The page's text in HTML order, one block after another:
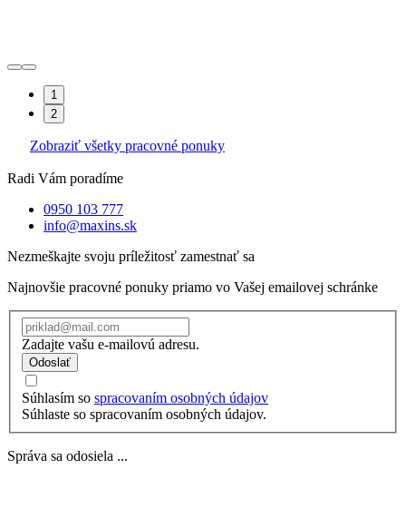
1
2
Zobraziť všetky pracovné ponuky
Radi Vám poradíme
0950 103 777
info@maxins.sk
Nezmeškajte svoju príležitosť zamestnať sa
Najnovšie pracovné ponuky priamo vo Vašej emailovej schránke
Zadajte vašu e-mailovú adresu.
Odoslať
Súhlasím so spracovaním osobných údajov
Súhlaste so spracovaním osobných údajov.
Správa sa odosiela ...